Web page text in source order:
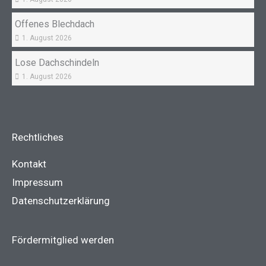
Offenes Blechdach
1. August 2026
Lose Dachschindeln
1. August 2026
Rechtliches
Kontakt
Impressum
Datenschutzerklärung
Fördermitglied werden